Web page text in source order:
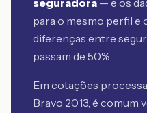
seguradora — e os
para o mesmo perfil e
diferenças entre
passam de 50%.
Em cotações
Bravo 2013, é comum